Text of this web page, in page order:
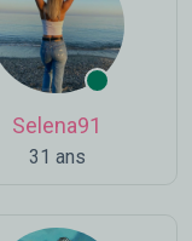
Selena91
31 ans